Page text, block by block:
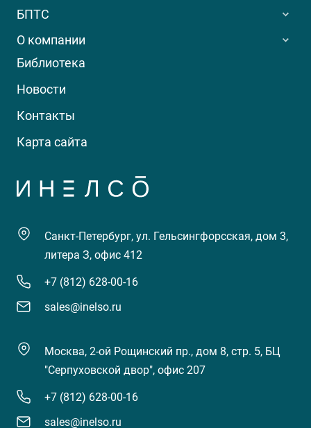
БПТС
О компании
Библиотека
Новости
Контакты
Карта сайта
Санкт-Петербург, ул. Гельсингфорсская, дом 3,
литера З, офис 412
+7 (812) 628-00-16
sales@inelso.ru
Москва, 2-ой Рощинский пр., дом 8, стр. 5, БЦ
"Серпуховской двор", офис 207
+7 (812) 628-00-16
sales@inelso.ru